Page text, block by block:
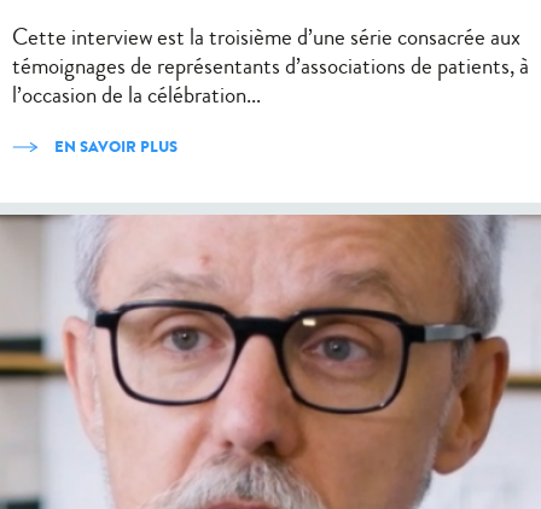
Cette interview est la troisième d’une série consacrée aux
témoignages de représentants d’associations de patients, à
l’occasion de la célébration...
EN SAVOIR PLUS